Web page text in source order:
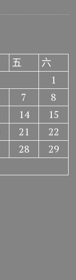
五
六
1
7
8
14
15
21
22
28
29